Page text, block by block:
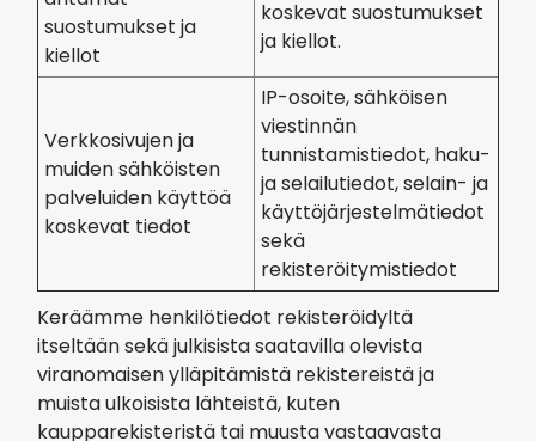
suostumukset ja
kiellot
koskevat suostumukset
ja kiellot.
Verkkosivujen ja
muiden sähköisten
palveluiden käyttöä
koskevat tiedot
IP-osoite, sähköisen
viestinnän
tunnistamistiedot, haku-
ja selailutiedot, selain- ja
käyttöjärjestelmätiedot
sekä
rekisteröitymistiedot
Keräämme henkilötiedot rekisteröidyltä
itseltään sekä julkisista saatavilla olevista
viranomaisen ylläpitämistä rekistereistä ja
muista ulkoisista lähteistä, kuten
kaupparekisteristä tai muusta vastaavasta